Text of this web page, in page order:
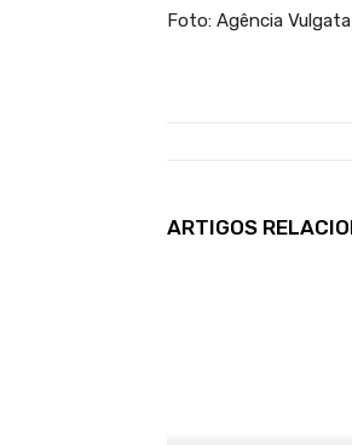
Foto: Agência Vulgata
ARTIGOS